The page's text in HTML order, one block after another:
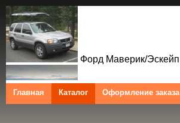
Форд Маверик/Эскейп
Главная Каталог Оформление заказа